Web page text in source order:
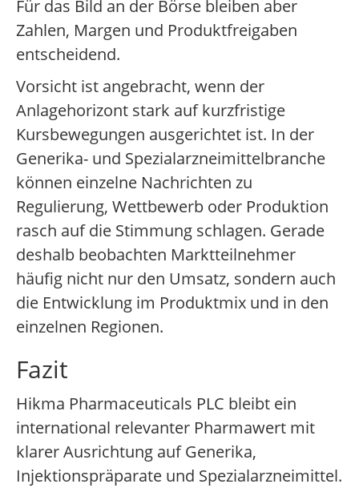
Für das Bild an der Börse bleiben aber
Zahlen, Margen und Produktfreigaben
entscheidend.
Vorsicht ist angebracht, wenn der
Anlagehorizont stark auf kurzfristige
Kursbewegungen ausgerichtet ist. In der
Generika- und Spezialarzneimittelbranche
können einzelne Nachrichten zu
Regulierung, Wettbewerb oder Produktion
rasch auf die Stimmung schlagen. Gerade
deshalb beobachten Marktteilnehmer
häufig nicht nur den Umsatz, sondern auch
die Entwicklung im Produktmix und in den
einzelnen Regionen.
Fazit
Hikma Pharmaceuticals PLC bleibt ein
international relevanter Pharmawert mit
klarer Ausrichtung auf Generika,
Injektionspräparate und Spezialarzneimittel.